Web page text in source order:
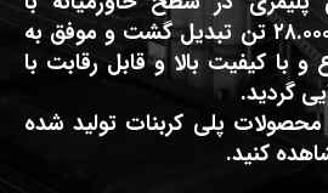
ظرفیت تولید سالیانه ۲۸.۰۰۰ تن تبدیل گشت و موفق به
با کیفیت بالا و قابل رقابت با
گردید.
محصولات پلی کربنات تولید شده
کنید.